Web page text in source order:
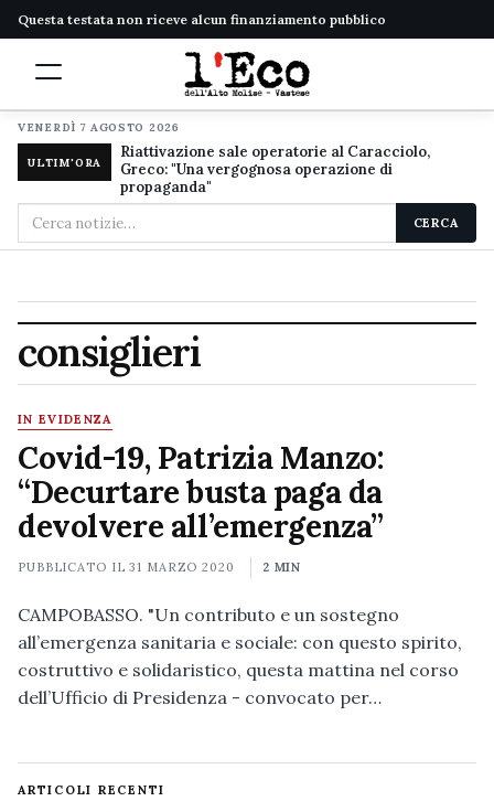
Questa testata non riceve alcun finanziamento pubblico
VENERDÌ 7 AGOSTO 2026
ULTIM'ORA
Riattivazione sale operatorie al Caracciolo,
Greco: "Una vergognosa operazione di
propaganda"
Cerca
nel
CERCA
consiglieri
IN EVIDENZA
Covid-19, Patrizia Manzo:
“Decurtare busta paga da
devolvere all’emergenza”
PUBBLICATO IL31 MARZO 2020 2 MIN
CAMPOBASSO. "Un contributo e un sostegno
all’emergenza sanitaria e sociale: con questo spirito,
costruttivo e solidaristico, questa mattina nel corso
dell’Ufficio di Presidenza - convocato per…
ARTICOLI RECENTI